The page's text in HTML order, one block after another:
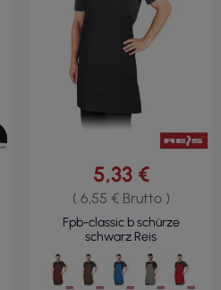
5,33 €
( 6,55 € Brutto )
Fpb-classic b schürze
schwarz Reis